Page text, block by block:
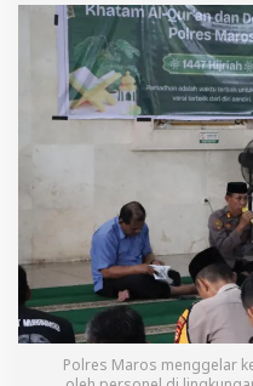
s
G
e
l
a
r
K
h
a
t
a
m
A
l
Q
u
Polres Maros menggelar